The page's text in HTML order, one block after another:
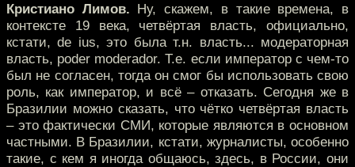
Кристиано Лимов. Ну, скажем, в такие времена, в
контексте 19 века, четвёртая власть, официально,
кстати, de ius, это была т.н. власть... модераторная
власть, poder moderador. Т.е. если император с чем-то
был не согласен, тогда он смог бы использовать свою
роль, как император, и всё – отказать. Сегодня же в
Бразилии можно сказать, что чётко четвёртая власть
– это фактически СМИ, которые являются в основном
частными. В Бразилии, кстати, журналисты, особенно
такие, с кем я иногда общаюсь, здесь, в России, они